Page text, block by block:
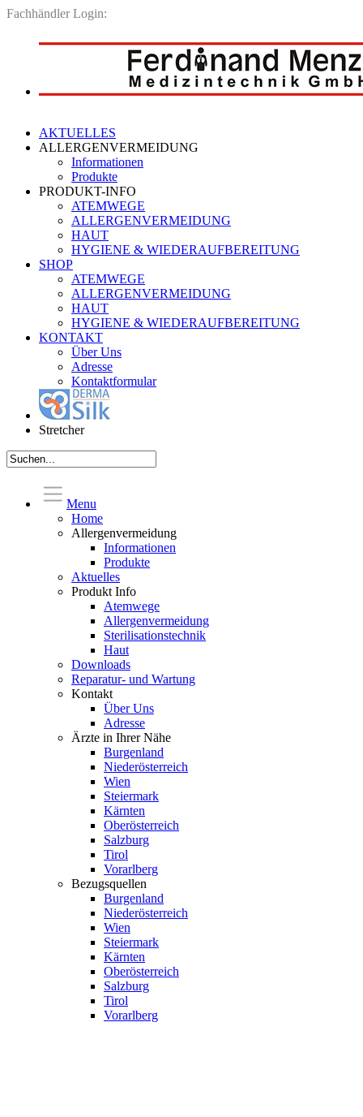
Fachhändler Login:
AKTUELLES
ALLERGENVERMEIDUNG
Informationen
Produkte
PRODUKT-INFO
ATEMWEGE
ALLERGENVERMEIDUNG
HAUT
HYGIENE & WIEDERAUFBEREITUNG
SHOP
ATEMWEGE
ALLERGENVERMEIDUNG
HAUT
HYGIENE & WIEDERAUFBEREITUNG
KONTAKT
Über Uns
Adresse
Kontaktformular
Stretcher
Menu
Home
Allergenvermeidung
Informationen
Produkte
Aktuelles
Produkt Info
Atemwege
Allergenvermeidung
Sterilisationstechnik
Haut
Downloads
Reparatur- und Wartung
Kontakt
Über Uns
Adresse
Ärzte in Ihrer Nähe
Burgenland
Niederösterreich
Wien
Steiermark
Kärnten
Oberösterreich
Salzburg
Tirol
Vorarlberg
Bezugsquellen
Burgenland
Niederösterreich
Wien
Steiermark
Kärnten
Oberösterreich
Salzburg
Tirol
Vorarlberg